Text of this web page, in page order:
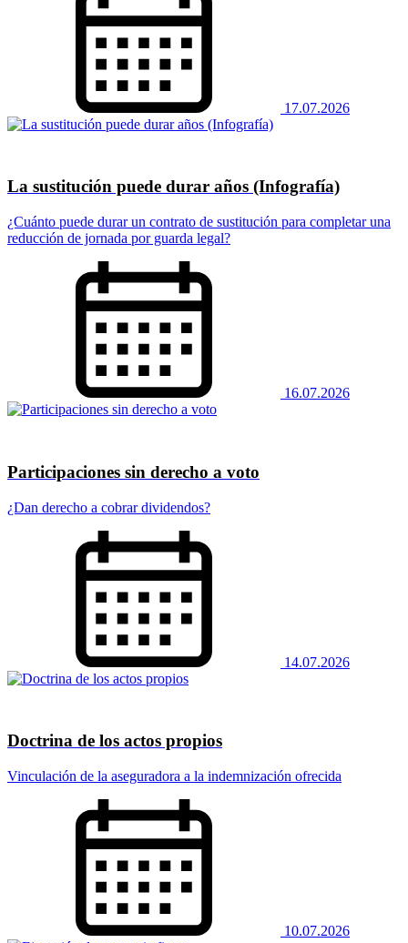
17.07.2026
La sustitución puede durar años (Infografía)
¿Cuánto puede durar un contrato de sustitución para completar una
reducción de jornada por guarda legal?
16.07.2026
Participaciones sin derecho a voto
¿Dan derecho a cobrar dividendos?
14.07.2026
Doctrina de los actos propios
Vinculación de la aseguradora a la indemnización ofrecida
10.07.2026